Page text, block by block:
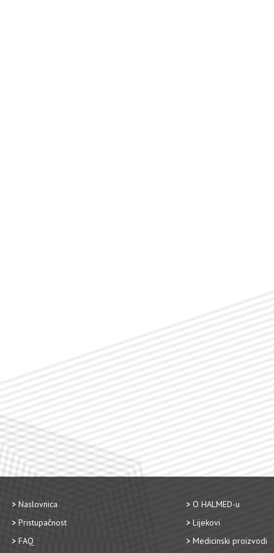
Naslovnica
Pristupačnost
FAQ
O HALMED-u
Lijekovi
Medicinski proizvodi